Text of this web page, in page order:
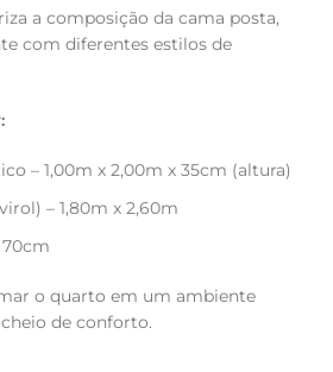
a composição da cama posta,
com diferentes estilos de
– 1,00m x 2,00m x 35cm (altura)
– 1,80m x 2,60m
70cm
o quarto em um ambiente
de conforto.